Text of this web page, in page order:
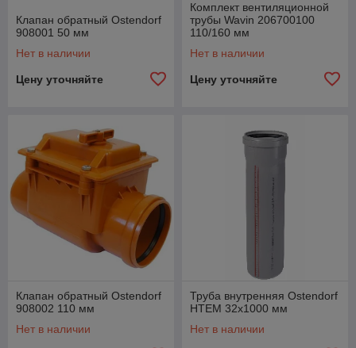
Клапан обратный Ostendorf
908001 50 мм
Нет в наличии
Цену уточняйте
Комплект вентиляционной
трубы Wavin 206700100
110/160 мм
Нет в наличии
Цену уточняйте
Клапан обратный Ostendorf
908002 110 мм
Нет в наличии
Труба внутренняя Ostendorf
HTEM 32x1000 мм
Нет в наличии